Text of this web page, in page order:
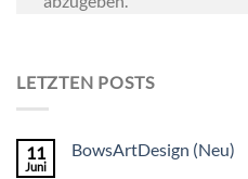
LETZTEN POSTS
11
Juni
BowsArtDesign (Neu)